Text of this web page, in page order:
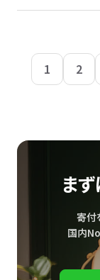
1 2
ま
寄付
国内